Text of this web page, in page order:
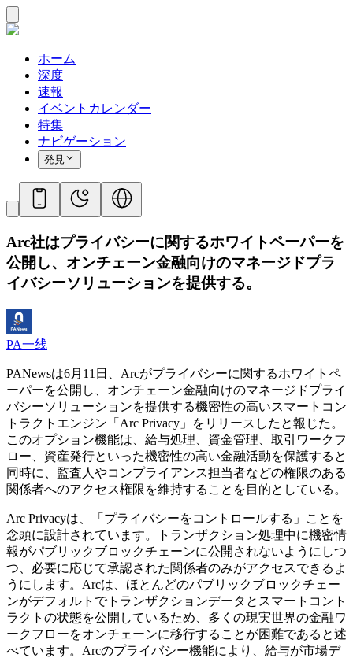
ホーム
深度
速報
イベントカレンダー
特集
ナビゲーション
発見
Arc社はプライバシーに関するホワイトペーパーを
公開し、オンチェーン金融向けのマネージドプラ
イバシーソリューションを提供する。
PA一线
PANewsは6月11日、Arcがプライバシーに関するホワイトペ
ーパーを公開し、オンチェーン金融向けのマネージドプライ
バシーソリューションを提供する機密性の高いスマートコン
トラクトエンジン「Arc Privacy」をリリースしたと報じた。
このオプション機能は、給与処理、資金管理、取引ワークフ
ロー、資産発行といった機密性の高い金融活動を保護すると
同時に、監査人やコンプライアンス担当者などの権限のある
関係者へのアクセス権限を維持することを目的としている。
Arc Privacyは、「プライバシーをコントロールする」ことを
念頭に設計されています。トランザクション処理中に機密情
報がパブリックブロックチェーンに公開されないようにしつ
つ、必要に応じて承認された関係者のみがアクセスできるよ
うにします。Arcは、ほとんどのパブリックブロックチェー
ンがデフォルトでトランザクションデータとスマートコント
ラクトの状態を公開しているため、多くの現実世界の金融ワ
ークフローをオンチェーンに移行することが困難であると述
べています。Arcのプライバシー機能により、給与が市場デ